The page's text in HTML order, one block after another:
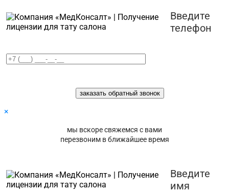
Введите
телефон
×
мы вскоре свяжемся с вами
перезвоним в ближайшее время
Введите
имя